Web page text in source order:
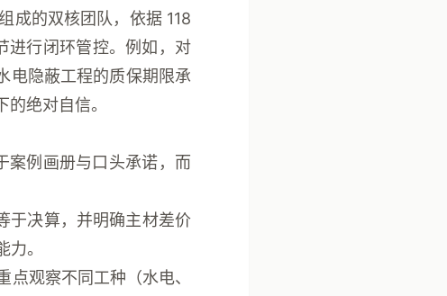
成的双核团队，依据 118
进行闭环管控。例如，对
电隐蔽工程的质保期限承
绝对自信。
案例画册与口头承诺，而
于决算，并明确主材差价
。
观察不同工种（水电、